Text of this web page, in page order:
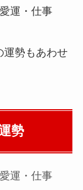
運・仕事
運勢もあわせ
勢
運・仕事